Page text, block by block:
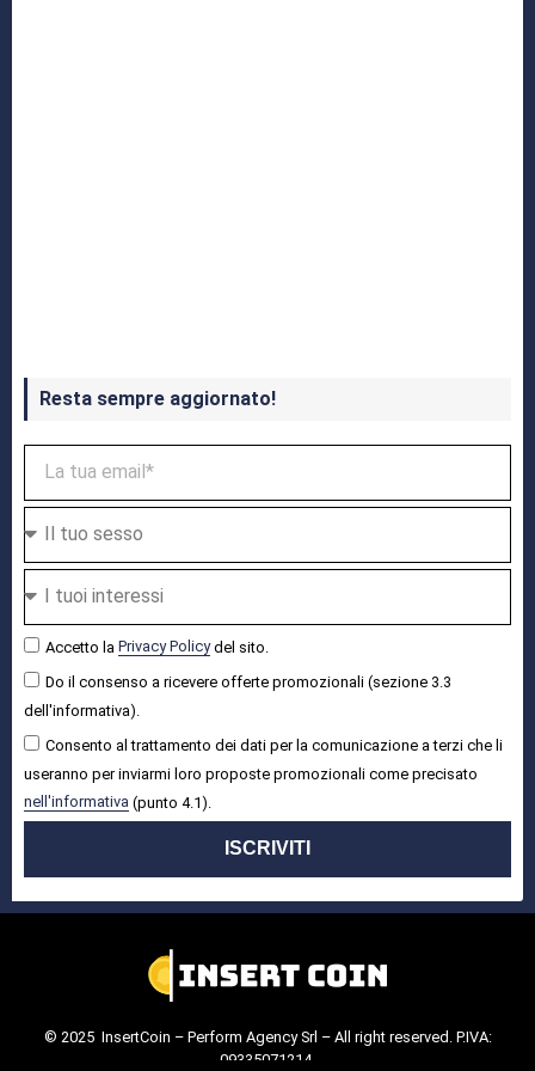
Resta sempre aggiornato!
Accetto la Privacy Policydel sito.
Do il consenso a ricevere offerte promozionali (sezione 3.3
dell'informativa).
Consento al trattamento dei dati per la comunicazione a terzi che li
useranno per inviarmi loro proposte promozionali come precisato
nell'informativa (punto 4.1).
ISCRIVITI
© 2025 InsertCoin – Perform Agency Srl – All right reserved. P.IVA:
09335071214.